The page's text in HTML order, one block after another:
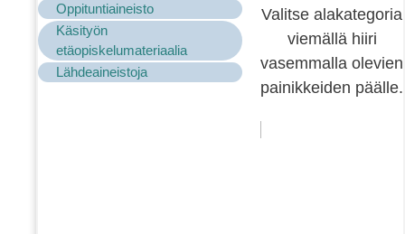
Oppituntiaineisto
Käsityön
etäopiskelumateriaalia
Lähdeaineistoja
Valitse alakategoria
viemällä hiiri
vasemmalla olevien
painikkeiden päälle.